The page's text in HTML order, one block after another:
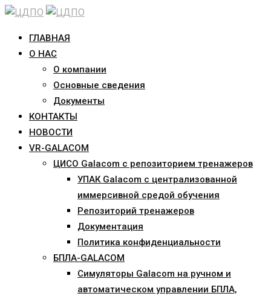
Skip
contentГЛАВНАЯ
О НАС
О компании
Основные сведения
Документы
КОНТАКТЫ
НОВОСТИ
VR-GALACOM
ЦИСО Galacom с репозиторием тренажеров
УПАК Galacom с централизованной
иммерсивной средой обучения
Репозиторий тренажеров
Документация
Политика конфиденциальности
БПЛА-GALACOM
Симуляторы Galacom на ручном и
автоматическом управлении БПЛА,